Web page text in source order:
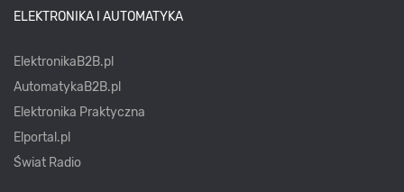
ELEKTRONIKA I AUTOMATYKA
ElektronikaB2B.pl
AutomatykaB2B.pl
Elektronika Praktyczna
Elportal.pl
Świat Radio